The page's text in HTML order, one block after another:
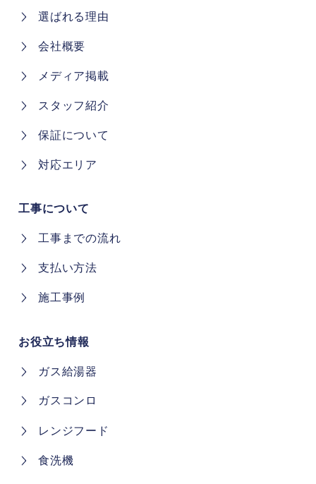
対応エリア
選ばれる理由
会社概要
メディア掲載
スタッフ紹介
保証について
お役立ち情報
食洗機
レンジフード
ガスコンロ
ガス給湯器
工事までの流れ
施工事例
支払い方法
工事について